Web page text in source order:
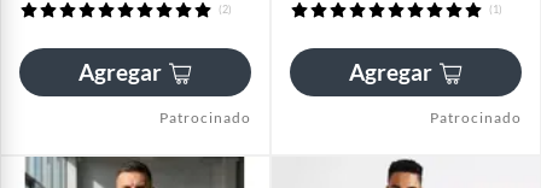
(2)
Agregar
Patrocinado
(1)
Agregar
Patrocinado